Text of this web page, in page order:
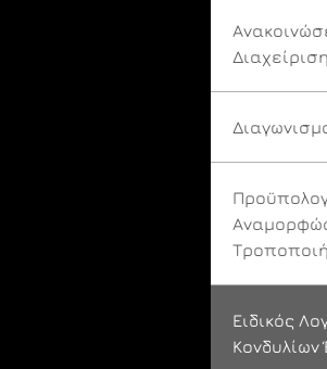
Ειδικός
Κονδυλίων